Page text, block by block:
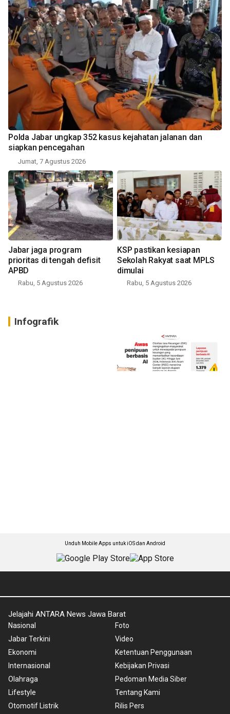
Polda Jabar ungkap 352 kasus kejahatan jalanan dan
siapkan pencegahan
Jumat, 7 Agustus 2026
Jabar jaga program
prioritas di tengah defisit
APBD
Rabu, 5 Agustus 2026
KSP pastikan kesiapan
Sekolah Rakyat saat MPLS
dimulai
Rabu, 5 Agustus 2026
Infografik
Unduh Mobile Apps untuk iOS dan Android
Jelajahi ANTARA News Jawa Barat
Nasional
Jabar Terkini
Ekonomi
Internasional
Olahraga
Lifestyle
Otomotif Listrik
Foto
Video
Ketentuan Penggunaan
Kebijakan Privasi
Pedoman Media Siber
Tentang Kami
Rilis Pers